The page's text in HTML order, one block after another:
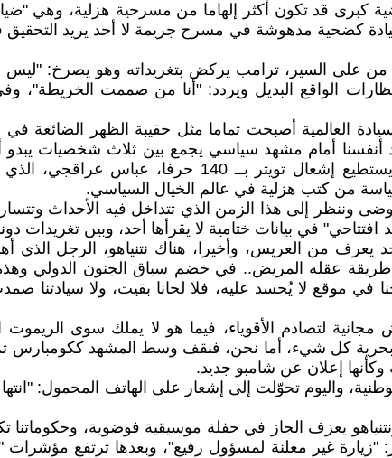
كبرى قد تكون أكثر إلهاما من مسرحية هزلية، وهي
كضحية مدهوشة في مسرح جريمة لا أحد يريد
من على السير، ترامب يركض بتغريداته وهو يصرخ:
الواقع البديل ويردد: "أنا من صممت الخريطة"،
العالمية أصبحت تماما مثل حقيبة الظهر
أمام مشهد سياسي يجمع بين ثلاث شخصيات يبدو
اختلط بين فصول الكوميديا السوداء والدراما المملّة، دونالد ترمب،
من كتب هزلية في عالم الخيال السياسي.
وننظر إلى هذا الزمن الذي تتداخل فيه الأحداث
في بيانات ختامية لا يقرأها أحد، وبين تغريدات
من العريس، وأخيرا، هناك نتنياهو، الرجل الذي
طريقة عقله المريض.. في خضم سباق الجنون الدولي
موقع لا يُحسد عليه، فلا لحانا بقيت، ولا سيادتنا
لتصادم الأقوياء، فيما هو لا يملك سوى الريموت
بحرية كل شيء، أما نحن، فنقف وسط المشهد
إعلان عن شامبو جديد.
واليوم تحوّلت إلى إشعار على الهاتف المحمول:
يعزف الجاز في حفلة موسيقية فوضوية، وحكوماتنا
"زيارة غير معلنة لمسؤول رفيع"، وبعدها ترتفع